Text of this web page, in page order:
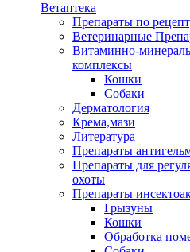
Ветаптека
Препараты по
Ветеринарные
Витаминно-
комплексы
Кошки
Собаки
Дерматология
Крема,мази
Литература
Препараты
Препараты для
охоты
Препараты
Грызуны
Кошки
Обработка